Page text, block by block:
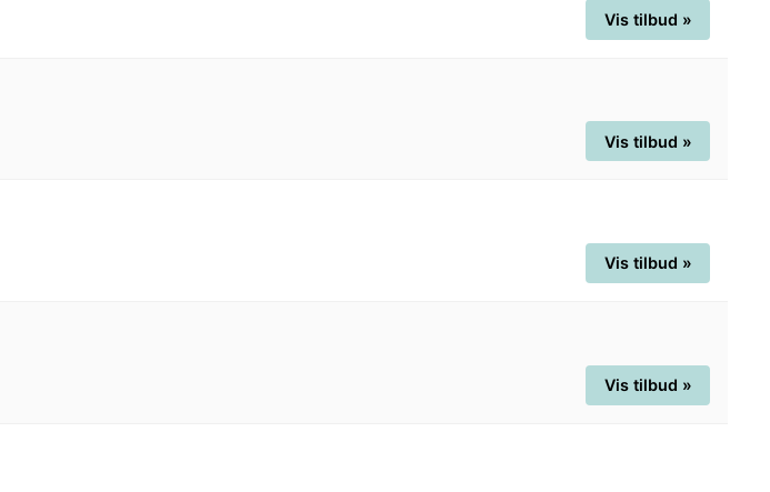
Vis tilbud »
Vis tilbud »
Vis tilbud »
Vis tilbud »